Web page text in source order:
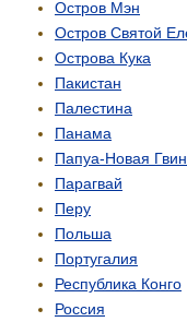
Остров Мэн
Остров Святой
Острова Кука
Пакистан
Палестина
Панама
Папуа-Новая
Парагвай
Перу
Польша
Португалия
Республика Конго
Россия